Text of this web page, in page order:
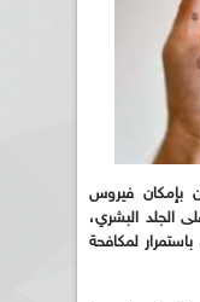
بإمكان فيروس
الجلد البشري،
لمكافحة